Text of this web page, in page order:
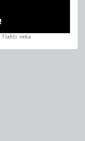
Tlahti ,veka